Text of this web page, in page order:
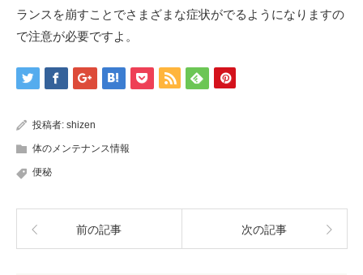
ランスを崩すことでさまざまな症状がでるようになりますの
で注意が必要ですよ。
投稿者: shizen
体のメンテナンス情報
便秘
前の記事 次の記事